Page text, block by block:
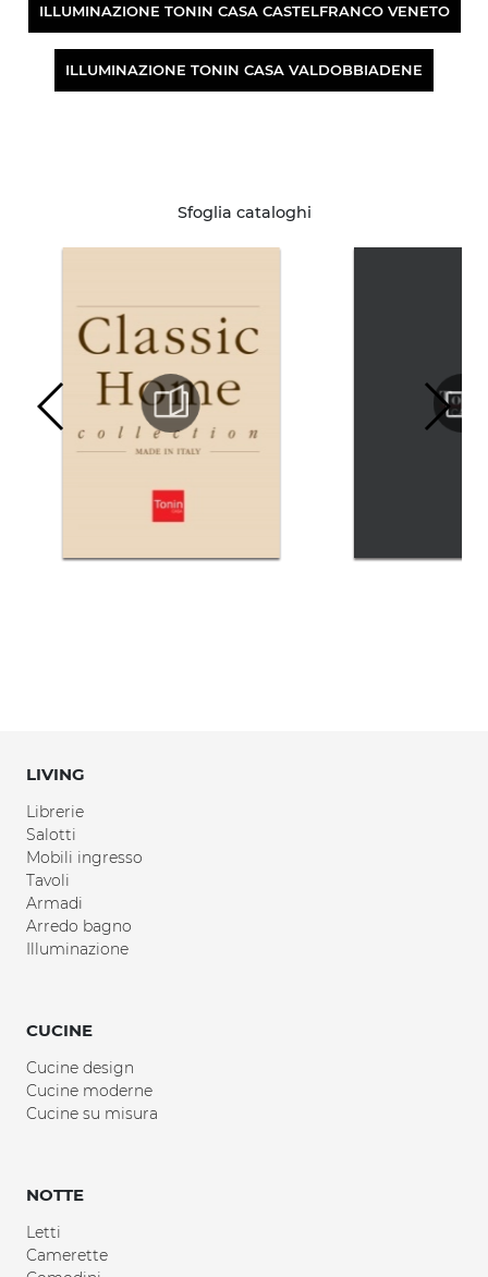
ILLUMINAZIONE TONIN CASA CASTELFRANCO VENETO
ILLUMINAZIONE TONIN CASA VALDOBBIADENE
Sfoglia cataloghi
LIVING
Librerie
Salotti
Mobili ingresso
Tavoli
Armadi
Arredo bagno
Illuminazione
CUCINE
Cucine design
Cucine moderne
Cucine su misura
NOTTE
Letti
Camerette